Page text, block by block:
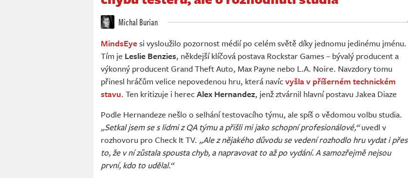
Michal Burian
MindsEyesi vysloužilo pozornost médií po celém světě díky jednomu jedinému jménu.
Tím je Leslie Benzies, někdejší klíčová postava Rockstar Games – bývalý producent a
výkonný producent Grand Theft Auto, Max Payne nebo L.A. Noire. Navzdory tomu
přinesl hráčům velice nepovedenou hru, která navícvyšla v příšerném technickém
stavu. Ten kritizuje i herecAlex Hernandez, jenž ztvárnil hlavní postavu Jakea Diaze
Podle Hernandeze nešlo o selhání testovacího týmu, ale spíš o vědomou volbu studia.
„Setkal jsem se s lidmi z QA týmu a přišli mi jako schopní profesionálové,“uvedl v
rozhovoru pro Check It TV. „Ale z nějakého důvodu se vedení rozhodlo hru vydat i přes
to, že v ní zůstala spousta chyb, a napravovat to až po vydání. A samozřejmě nejsou
první, kdo to udělal.“